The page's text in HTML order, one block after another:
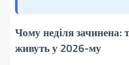
Чому неділя зачинена:
живуть у 2026-му